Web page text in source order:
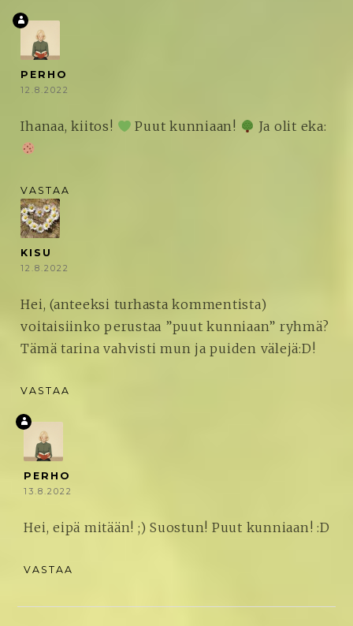
PERHO
12.8.2022
Ihanaa, kiitos! Puut kunniaan! Ja olit eka:
VASTAA
KISU
12.8.2022
Hei, (anteeksi turhasta kommentista)
voitaisiinko perustaa ”puut kunniaan” ryhmä?
Tämä tarina vahvisti mun ja puiden välejä:D!
VASTAA
PERHO
13.8.2022
Hei, eipä mitään! ;) Suostun! Puut kunniaan! :D
VASTAA